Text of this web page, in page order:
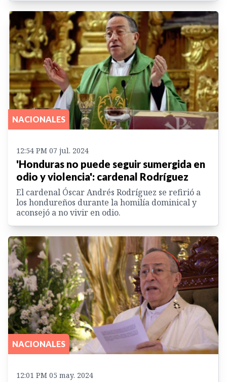
NACIONALES
12:54 PM 07 jul. 2024
'Honduras no puede seguir sumergida en
odio y violencia': cardenal Rodríguez
El cardenal Óscar Andrés Rodríguez se refirió a
los hondureños durante la homilía dominical y
aconsejó a no vivir en odio.
NACIONALES
12:01 PM 05 may. 2024